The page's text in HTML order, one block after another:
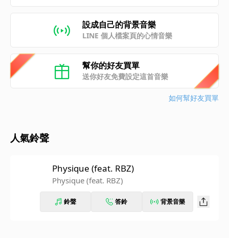
設成自己的背景音樂
LINE 個人檔案頁的心情音樂
幫你的好友買單
送你好友免費設定這首音樂
如何幫好友買單
人氣鈴聲
Physique (feat. RBZ)
Physique (feat. RBZ)
鈴聲 答鈴 背景音樂